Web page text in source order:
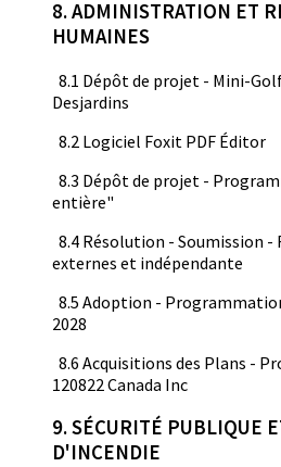
8. ADMINISTRATION ET
HUMAINES
8.1 Dépôt de projet - Mini-
Desjardins
8.2 Logiciel Foxit PDF Éditor
8.3 Dépôt de projet -
entière"
8.4 Résolution - Soumission -
externes et indépendante
8.5 Adoption -
2028
8.6 Acquisitions des Plans -
120822 Canada Inc
9. SÉCURITÉ PUBLIQUE
D'INCENDIE